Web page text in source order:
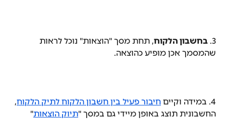
3. בחשבון הלקוח, תחת מסך "הוצאות" נוכל לראות
שהמסמך אכן מופיע כהוצאה.
4. במידה וקיים חיבור פעיל בין חשבון הלקוח לתיק הלקוח,
החשבונית תוצג באופן מיידי גם במסך "תיוק הוצאות"